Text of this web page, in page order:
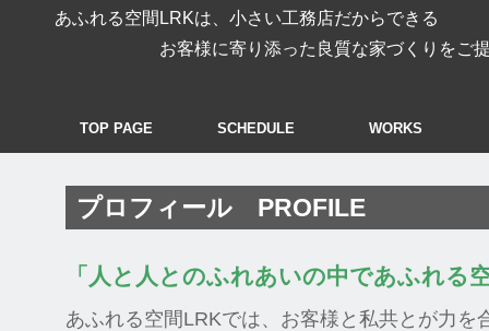
あふれる空間LRKは、小さい工務店だからできる
お客様に寄り添った良質な家づくりをご提
プロフィール PROFILE
「人と人とのふれあいの中であふれる
あふれる空間LRKでは、お客様と私共とが力を
TOP PAGE SCHEDULE WORKS